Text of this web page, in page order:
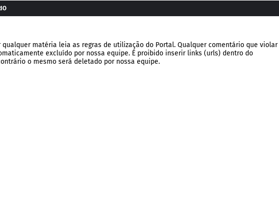
qualquer matéria leia as regras de utilização do Portal. Qualquer comentário que violar
excluído por nossa equipe. É proibido inserir links (urls) dentro do
o mesmo será deletado por nossa equipe.